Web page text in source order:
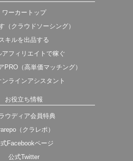
ワーカートップ
（クラウドソーシング）
キルを出品する
アフィリエイトで稼ぐ
PRO（高単価マッチング）
ンラインアシスタント
お役立ち情報
ウディア会員特典
（クラレポ）
Facebookページ
公式Twitter